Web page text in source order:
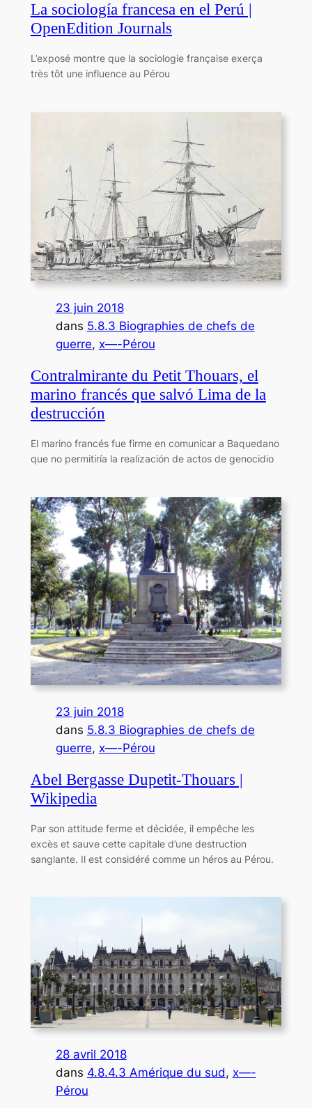
La sociología francesa en el Perú |
OpenEdition Journals
L’exposé montre que la sociologie française exerça
très tôt une influence au Pérou
23 juin 2018
dans 5.8.3 Biographies de chefs de
guerre, x—-Pérou
Contralmirante du Petit Thouars, el
marino francés que salvó Lima de la
destrucción
El marino francés fue firme en comunicar a Baquedano
que no permitiría la realización de actos de genocidio
23 juin 2018
dans 5.8.3 Biographies de chefs de
guerre, x—-Pérou
Abel Bergasse Dupetit-Thouars |
Wikipedia
Par son attitude ferme et décidée, il empêche les
excès et sauve cette capitale d’une destruction
sanglante. Il est considéré comme un héros au Pérou.
28 avril 2018
dans 4.8.4.3 Amérique du sud, x—-
Pérou